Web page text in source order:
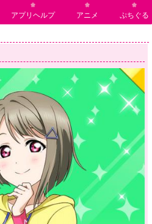
アプリヘルプ アニメ ぷちぐる